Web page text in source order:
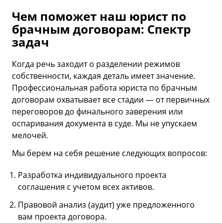
Чем поможет наш юрист по
брачным договорам: Спектр
задач
Когда речь заходит о разделении режимов
собственности, каждая деталь имеет значение.
Профессиональная работа юриста по брачным
договорам охватывает все стадии — от первичных
переговоров до финального заверения или
оспаривания документа в суде. Мы не упускаем
мелочей.
Мы берем на себя решение следующих вопросов:
Разработка индивидуального проекта
соглашения с учетом всех активов.
Правовой анализ (аудит) уже предложенного
вам проекта договора.